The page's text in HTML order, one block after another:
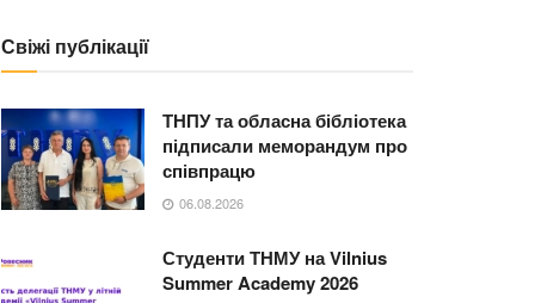
Свіжі публікації
ТНПУ та обласна бібліотека
підписали меморандум про
співпрацю
06.08.2026
Студенти ТНМУ на Vilnius
Summer Academy 2026